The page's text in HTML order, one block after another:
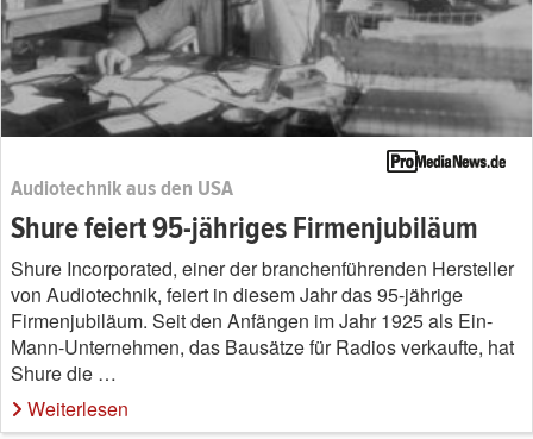
Audiotechnik aus den USA
Shure feiert 95-jähriges Firmenjubiläum
Shure Incorporated, einer der branchenführenden Hersteller
von Audiotechnik, feiert in diesem Jahr das 95-jährige
Firmenjubiläum. Seit den Anfängen im Jahr 1925 als Ein-
Mann-Unternehmen, das Bausätze für Radios verkaufte, hat
Shure die …
Weiterlesen